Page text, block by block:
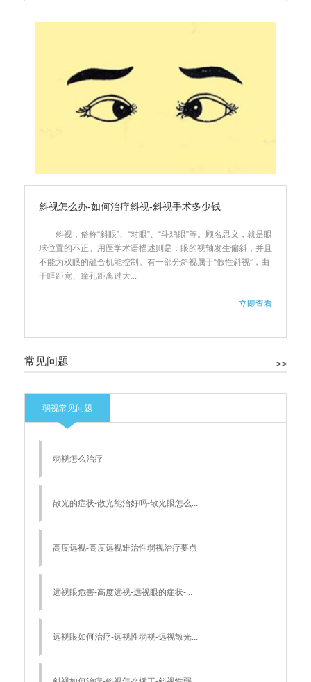
斜视怎么办-如何治疗斜视-斜视手术多少钱
斜视，俗称“斜眼”、“对眼”、“斗鸡眼”等。顾名思义，就是眼
球位置的不正。用医学术语描述则是：眼的视轴发生偏斜，并且
不能为双眼的融合机能控制。有一部分斜视属于“假性斜视”，由
于眶距宽、瞳孔距离过大...
立即查看
>>
常见问题
弱视常见问题
弱视怎么治疗
散光的症状-散光能治好吗-散光眼怎么...
高度远视-高度远视难治性弱视治疗要点
远视眼危害-高度远视-远视眼的症状-...
远视眼如何治疗-远视性弱视-远视散光...